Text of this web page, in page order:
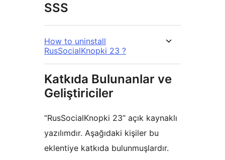
SSS
How to uninstall
RusSocialKnopki 23 ?
Katkıda Bulunanlar ve
Geliştiriciler
“RusSocialKnopki 23” açık kaynaklı
yazılımdır. Aşağıdaki kişiler bu
eklentiye katkıda bulunmuşlardır.